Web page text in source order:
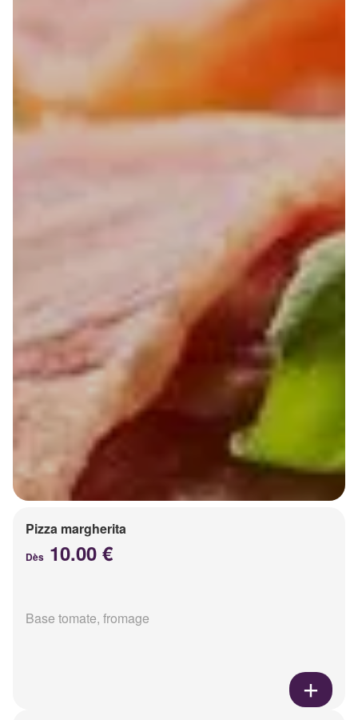
Pizza margherita
Dès 10.00 €
Base tomate, fromage